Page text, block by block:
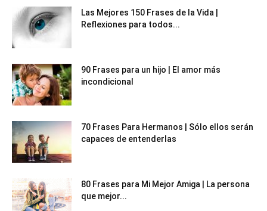
Las Mejores 150 Frases de la Vida |
Reflexiones para todos...
90 Frases para un hijo | El amor más
incondicional
70 Frases Para Hermanos | Sólo ellos serán
capaces de entenderlas
80 Frases para Mi Mejor Amiga | La persona
que mejor...